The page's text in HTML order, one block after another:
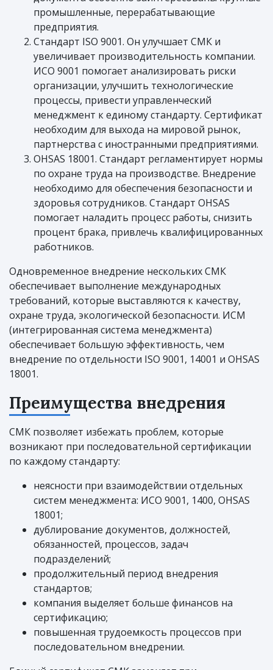
промышленные, перерабатывающие
предприятия.
Стандарт ISO 9001. Он улучшает СМК и
увеличивает производительность компании.
ИСО 9001 помогает анализировать риски
организации, улучшить технологические
процессы, привести управленческий
менеджмент к единому стандарту. Сертификат
необходим для выхода на мировой рынок,
партнерства с иностранными предприятиями.
OHSAS 18001. Стандарт регламентирует нормы
по охране труда на производстве. Внедрение
необходимо для обеспечения безопасности и
здоровья сотрудников. Стандарт OHSAS
помогает наладить процесс работы, снизить
процент брака, привлечь квалифицированных
работников.
Одновременное внедрение нескольких СМК
обеспечивает выполнение международных
требований, которые выставляются к качеству,
охране труда, экологической безопасности. ИСМ
(интегрированная система менеджмента)
обеспечивает большую эффективность, чем
внедрение по отдельности ISO 9001, 14001 и OHSAS
18001.
Преимущества внедрения
СМК позволяет избежать проблем, которые
возникают при последовательной сертификации
по каждому стандарту:
неясности при взаимодействии отдельных
систем менеджмента: ИСО 9001, 1400, OHSAS
18001;
дублирование документов, должностей,
обязанностей, процессов, задач
подразделений;
продолжительный период внедрения
стандартов;
компания выделяет больше финансов на
сертификацию;
повышенная трудоемкость процессов при
последовательном внедрении.